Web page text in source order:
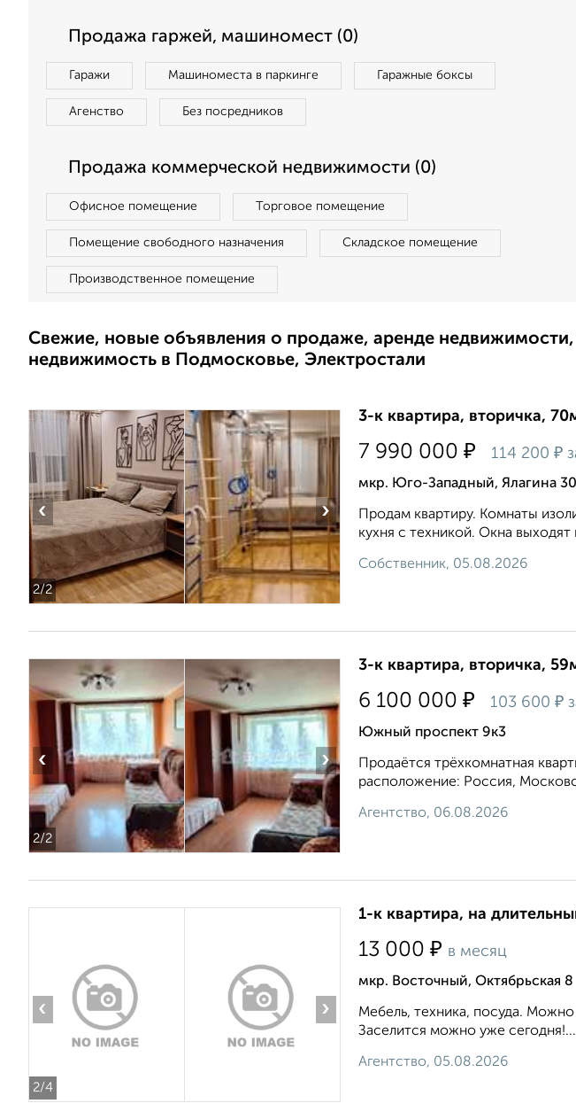
Продажа гаржей, машиномест (0)
Гаражи Машиноместа в паркинге Гаражные боксы
Агенство Без посредников
Продажа коммерческой недвижимости (0)
Офисное помещение Торговое помещение
Помещение свободного назначения Складское помещение
Производственное помещение
Свежие, новые объявления о продаже, аренде
недвижимость в Подмосковье, Электростали
2/2
‹ ›
3-к квартира, вторичка,
7 990 000 ₽ 114 200 ₽
мкр. Юго-Западный, Ялагина 30
Продам квартиру. Комнаты
кухня с техникой. Окна
Собственник, 05.08.2026
2/2
‹ ›
3-к квартира, вторичка,
6 100 000 ₽ 103 600 ₽
Южный проспект 9к3
Продаётся трёхкомнатная
расположение: Россия,
Агентство, 06.08.2026
2/4
‹ ›
1-к квартира, на
13 000 ₽ в месяц
мкр. Восточный, Октябрьская 8
Мебель, техника, посуда.
Заселится можно уже сегодня!...
Агентство, 05.08.2026